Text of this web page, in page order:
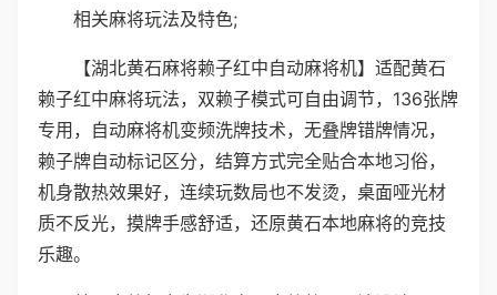
相关麻将玩法及特色;
【湖北黄石麻将赖子红中自动麻将机】适配黄石
赖子红中麻将玩法，双赖子模式可自由调节，136张牌
专用，自动麻将机变频洗牌技术，无叠牌错牌情况，
赖子牌自动标记区分，结算方式完全贴合本地习俗，
机身散热效果好，连续玩数局也不发烫，桌面哑光材
质不反光，摸牌手感舒适，还原黄石本地麻将的竞技
乐趣。